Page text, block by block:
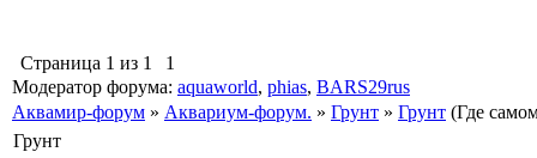
Страница 1 из 1
1
Модератор форума: aquaworld, phias, BARS29rus
Аквамир-форум » Аквариум-форум. » Грунт » Грунт (Где
Грунт